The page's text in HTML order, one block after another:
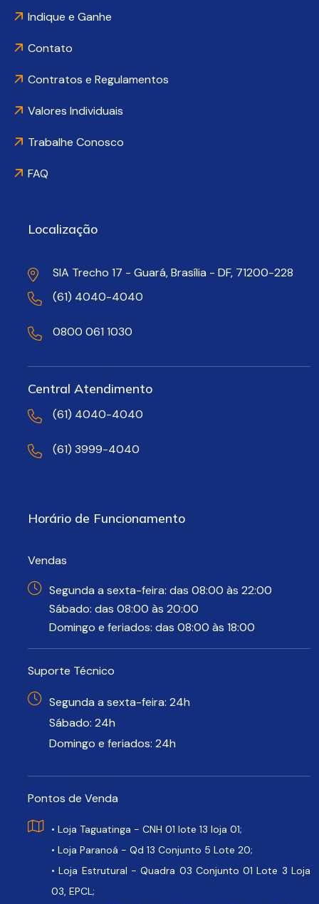
Indique e Ganhe
Contato
Contratos e Regulamentos
Valores Individuais
Trabalhe Conosco
FAQ
Localização
SIA Trecho 17 - Guará, Brasília - DF, 71200-228
(61) 4040-4040
0800 061 1030
Central Atendimento
(61) 4040-4040
(61) 3999-4040
Horário de Funcionamento
Vendas
Segunda a sexta-feira: das 08:00 às 22:00
Sábado: das 08:00 às 20:00
Domingo e feriados: das 08:00 às 18:00
Suporte Técnico
Segunda a sexta-feira: 24h
Sábado: 24h
Domingo e feriados: 24h
Pontos de Venda
• Loja Taguatinga - CNH 01 lote 13 loja 01;
• Loja Paranoá - Qd 13 Conjunto 5 Lote 20;
• Loja Estrutural - Quadra 03 Conjunto 01 Lote 3 Loja
03, EPCL;